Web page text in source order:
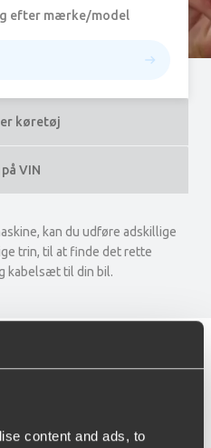
content and ads, to
efter mærke/model
køretøj
VIN
kan du udføre adskillige
trin, til at finde det rette
kabelsæt til din bil.